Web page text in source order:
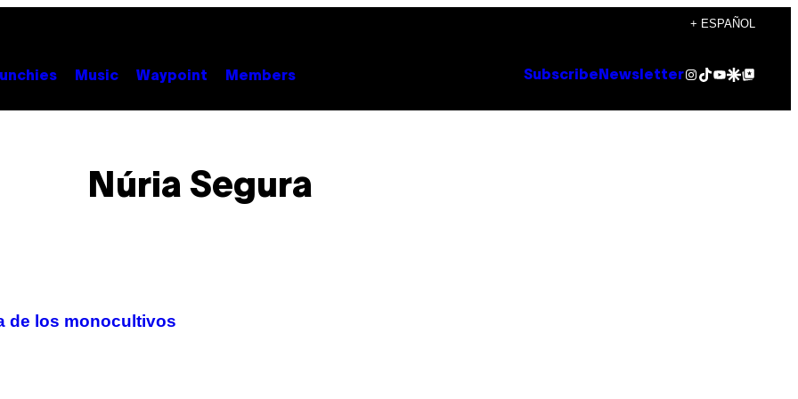
+ ESPAÑOL
Music Waypoint Members Subscribe NewsletterInstagram
TikTok
YouTube
Google Discover
Google Top Posts
Núria Segura
de los monocultivos